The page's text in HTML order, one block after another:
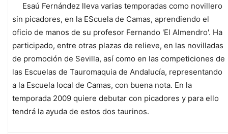
Esaú Fernández lleva varias temporadas como novillero
sin picadores, en la EScuela de Camas, aprendiendo el
oficio de manos de su profesor Fernando 'El Almendro'. Ha
participado, entre otras plazas de relieve, en las novilladas
de promoción de Sevilla, así como en las competiciones de
las Escuelas de Tauromaquia de Andalucía, representando
a la Escuela local de Camas, con buena nota. En la
temporada 2009 quiere debutar con picadores y para ello
tendrá la ayuda de estos dos taurinos.